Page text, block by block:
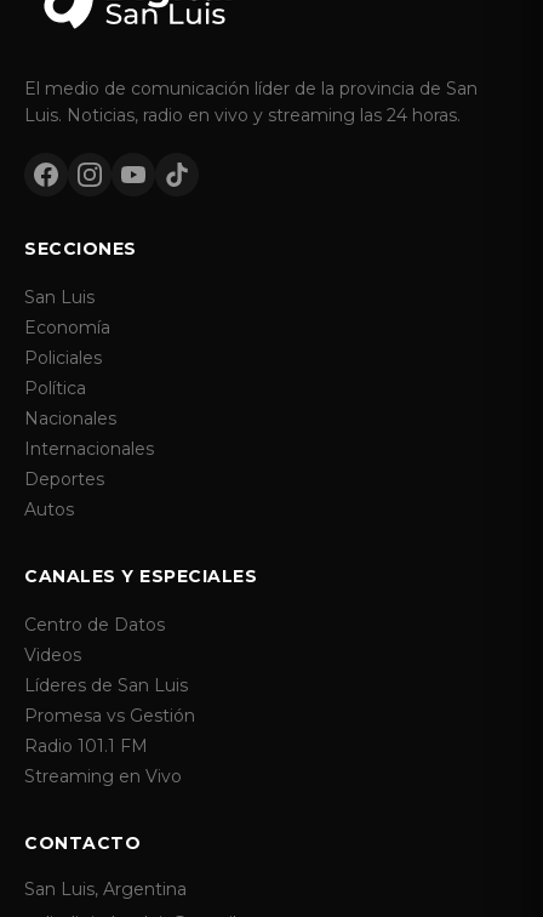
El medio de comunicación líder de la provincia de San
Luis. Noticias, radio en vivo y streaming las 24 horas.
SECCIONES
San Luis
Economía
Policiales
Política
Nacionales
Internacionales
Deportes
Autos
CANALES Y ESPECIALES
Centro de Datos
Videos
Líderes de San Luis
Promesa vs Gestión
Radio 101.1 FM
Streaming en Vivo
CONTACTO
San Luis, Argentina